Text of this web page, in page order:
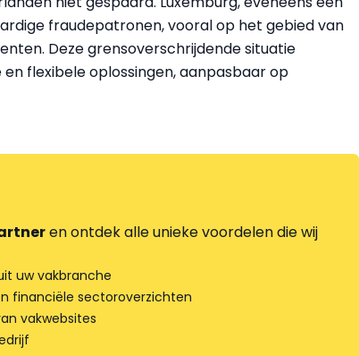
fraudepatronen, vooral op het gebied van
Deze grensoverschrijdende situatie
flexibele oplossingen, aanpasbaar op
en ontdek alle unieke voordelen die wij
uw vakbranche
financiële sectoroverzichten
vakwebsites